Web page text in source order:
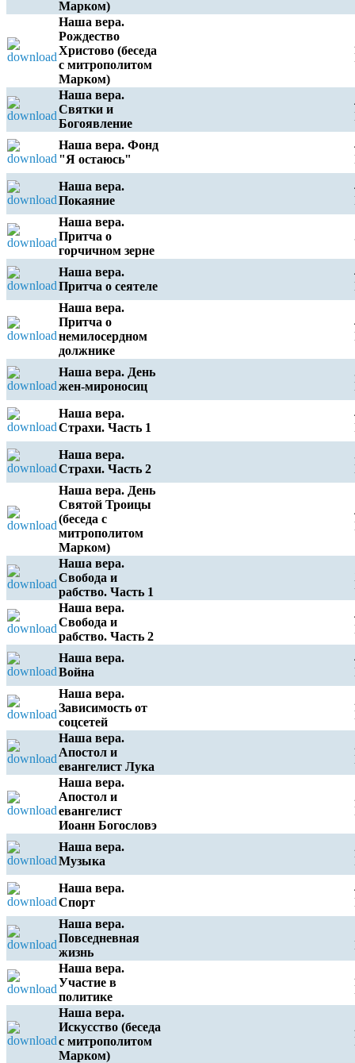
Марком)
Наша вера.
Рождество
Христово (беседа
с митрополитом
Марком)
Наша вера.
Святки и
Богоявление
Наша вера. Фонд
"Я остаюсь"
Наша вера.
Покаяние
Наша вера.
Притча о
горчичном зерне
Наша вера.
Притча о сеятеле
Наша вера.
Притча о
немилосердном
должнике
Наша вера. День
жен-мироносиц
Наша вера.
Страхи. Часть 1
Наша вера.
Страхи. Часть 2
Наша вера. День
Святой Троицы
(беседа с
митрополитом
Марком)
Наша вера.
Свобода и
рабство. Часть 1
Наша вера.
Свобода и
рабство. Часть 2
Наша вера.
Война
Наша вера.
Зависимость от
соцсетей
Наша вера.
Апостол и
евангелист Лука
Наша вера.
Апостол и
евангелист
Иоанн Богословэ
Наша вера.
Музыка
Наша вера.
Спорт
Наша вера.
Повседневная
жизнь
Наша вера.
Участие в
политике
Наша вера.
Искусство (беседа
с митрополитом
Марком)